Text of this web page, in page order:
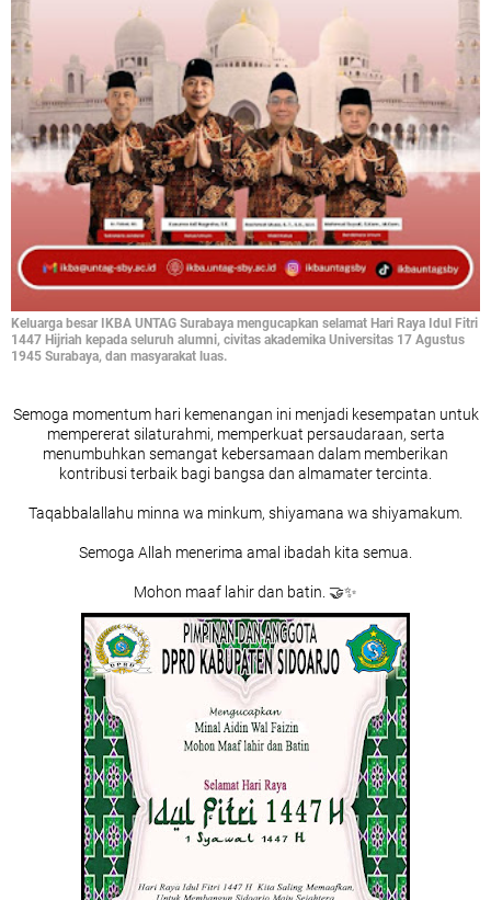
Keluarga besar IKBA UNTAG Surabaya mengucapkan selamat Hari Raya Idul Fitri
1447 Hijriah kepada seluruh alumni, civitas akademika Universitas 17 Agustus
1945 Surabaya, dan masyarakat luas.
Semoga momentum hari kemenangan ini menjadi kesempatan untuk
mempererat silaturahmi, memperkuat persaudaraan, serta
menumbuhkan semangat kebersamaan dalam memberikan
kontribusi terbaik bagi bangsa dan almamater tercinta.
Taqabbalallahu minna wa minkum, shiyamana wa shiyamakum.
Semoga Allah menerima amal ibadah kita semua.
Mohon maaf lahir dan batin. 🤝✨